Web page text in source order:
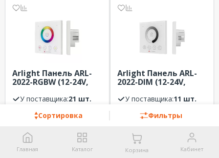
Сортировка Фильтры
Arlight Панель ARL-
2022-RGBW (12-24V,
Пластик, 3 года)
У поставщика: 21 шт.
3 287.58₽
Привезем за 3 дня
Arlight Панель ARL-
2022-DIM (12-24V,
Пластик, 3 года)
У поставщика: 11 шт.
3 287.58₽
Привезем за 3 дня
Главная Каталог Корзина Кабинет